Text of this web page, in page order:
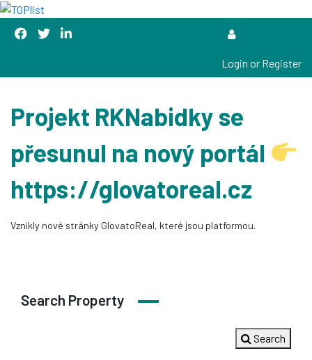
Login or Register
Projekt RKNabidky se
přesunul na nový portál
https://glovatoreal.cz
Vznikly nové stránky GlovatoReal, které jsou platformou.
Search Property
Search